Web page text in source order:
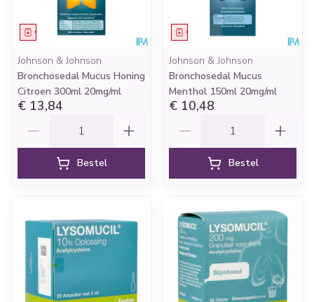
Geneesmiddel
Johnson & Johnson
Bronchosedal Mucus Honing
Citroen 300ml 20mg/ml
€ 13,84
Bestel
Geneesmiddel
Johnson & Johnson
Bronchosedal Mucus
Menthol 150ml 20mg/ml
€ 10,48
Bestel